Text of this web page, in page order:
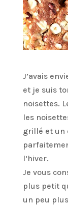
J’avais
et je suis
noisettes.
les
grillé et un
l’hiver.
Je vous
plus petit
un peu